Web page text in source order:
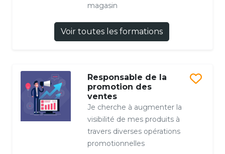
magasin
Voir toutes les formations
Responsable de la
promotion des
ventes
Je cherche à augmenter la
visibilité de mes produits à
travers diverses opérations
promotionnelles